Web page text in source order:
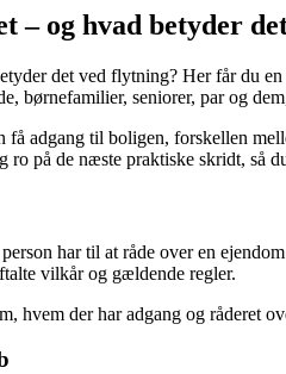
– og hvad betyder
det ved flytning? Her får du
børnefamilier, seniorer, par og
adgang til boligen, forskellen
ro på de næste praktiske skridt, så
har til at råde over en
vilkår og gældende regler.
hvem der har adgang og råderet